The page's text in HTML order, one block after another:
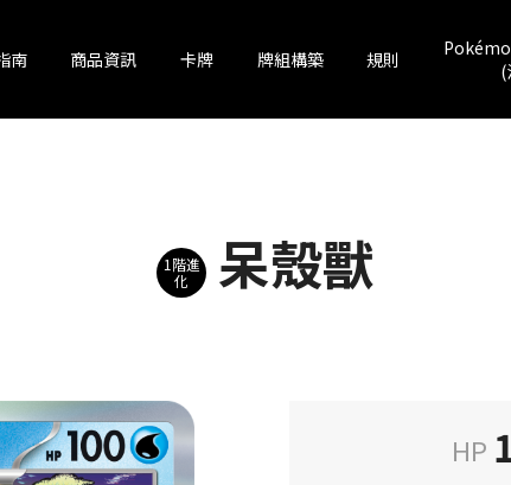
南 商品資訊 卡牌 牌組構築 規則
(
1階進
化
呆殼獸
HP